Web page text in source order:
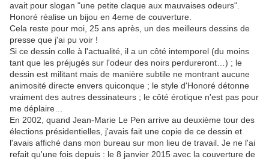
avait pour slogan "une petite claque aux mauvaises odeurs".
Honoré réalise un bijou en 4eme de couverture.
Cela reste pour moi, 25 ans après, un des meilleurs dessins de
presse que j'ai pu voir !
Si ce dessin colle à l'actualité, il a un côté intemporel (du moins
tant que les préjugés sur l'odeur des noirs perdureront…) ; le
dessin est militant mais de manière subtile ne montrant aucune
animosité directe envers quiconque ; le style d'Honoré détonne
vraiment des autres dessinateurs ; le côté érotique n'est pas pour
me déplaire…
En 2002, quand Jean-Marie Le Pen arrive au deuxième tour des
élections présidentielles, j'avais fait une copie de ce dessin et
l'avais affiché dans mon bureau sur mon lieu de travail. Je ne l'ai
refait qu'une fois depuis : le 8 janvier 2015 avec la couverture de